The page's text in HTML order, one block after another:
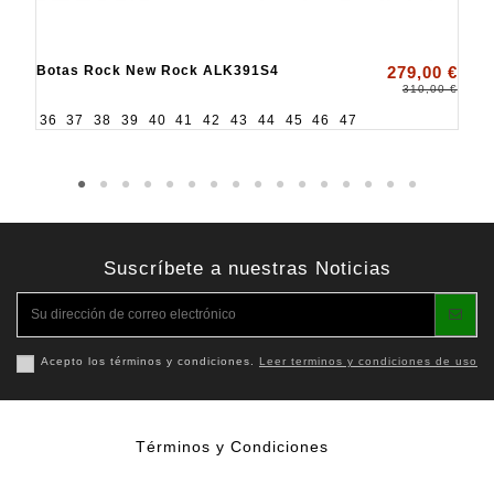
Botas Rock New Rock ALK391S4 279,00 €
310,00 €
36 37 38 39 40 41 42 43 44 45 46 47
Suscríbete a nuestras Noticias
Acepto los términos y condiciones. Leer terminos y condiciones de uso
Términos y Condiciones